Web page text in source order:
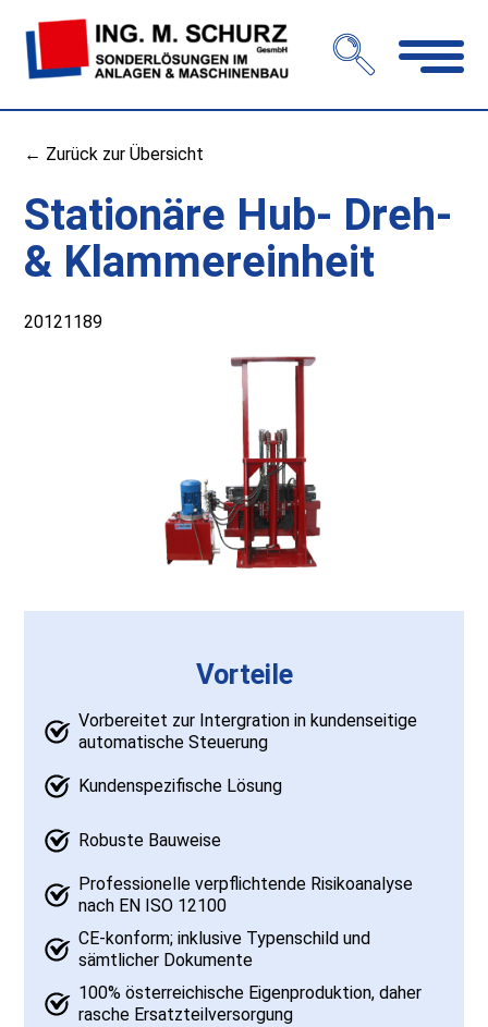
← Zurück zur Übersicht
Stationäre Hub- Dreh-
& Klammereinheit
20121189
Vorteile
Vorbereitet zur Intergration in kundenseitige
automatische Steuerung
Kundenspezifische Lösung
Robuste Bauweise
Professionelle verpflichtende Risikoanalyse
nach EN ISO 12100
CE-konform; inklusive Typenschild und
sämtlicher Dokumente
100% österreichische Eigenproduktion, daher
rasche Ersatzteilversorgung